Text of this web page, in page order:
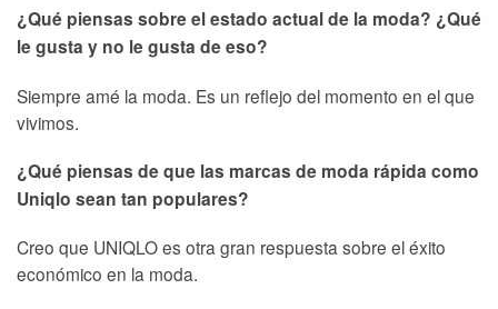
¿Qué piensas sobre el estado actual de la moda? ¿Qué
le gusta y no le gusta de eso?
Siempre amé la moda. Es un reflejo del momento en el que
vivimos.
¿Qué piensas de que las marcas de moda rápida como
Uniqlo sean tan populares?
Creo que UNIQLO es otra gran respuesta sobre el éxito
económico en la moda.